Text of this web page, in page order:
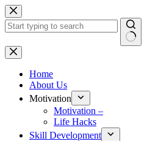
Skip
to
content
No
results
Home
About Us
Motivation
Motivation –
Life Hacks
Skill Development